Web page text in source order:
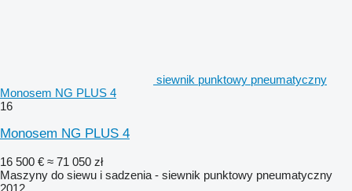
siewnik punktowy pneumatyczny
Monosem NG PLUS 4
16
Monosem NG PLUS 4
16 500 € ≈ 71 050 zł
Maszyny do siewu i sadzenia - siewnik punktowy pneumatyczny
2012